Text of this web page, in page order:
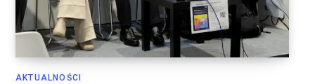
AKTUALNOŚCI